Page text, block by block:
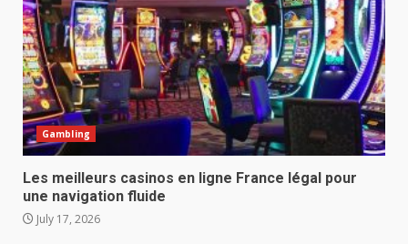
Gambling
Les meilleurs casinos en ligne France légal pour
une navigation fluide
July 17, 2026